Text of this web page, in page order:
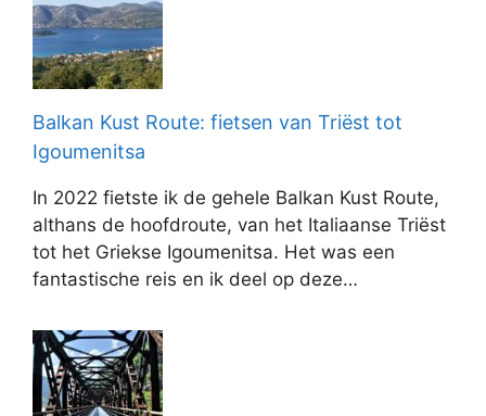
Balkan Kust Route: fietsen van Triëst tot
Igoumenitsa
In 2022 fietste ik de gehele Balkan Kust Route,
althans de hoofdroute, van het Italiaanse Triëst
tot het Griekse Igoumenitsa. Het was een
fantastische reis en ik deel op deze…